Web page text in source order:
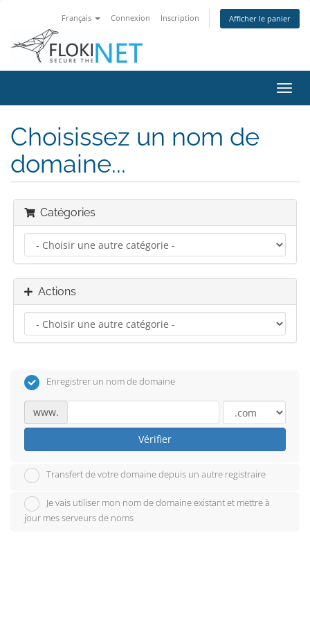
Français Connexion Inscription Afficher le panier
la
Choisissez un nom de
domaine...
Catégories
Actions
Enregistrer un nom de domaine
www.
Vérifier
Transfert de votre domaine depuis un autre registraire
Je vais utiliser mon nom de domaine existant et mettre à
jour mes serveurs de noms